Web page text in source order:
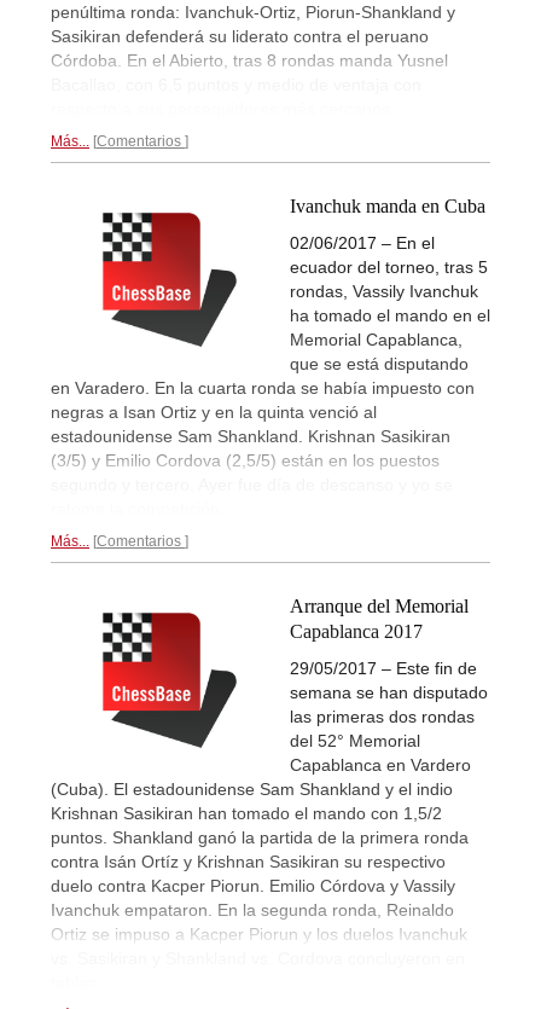
penúltima ronda: Ivanchuk-Ortiz, Piorun-Shankland y
Sasikiran defenderá su liderato contra el peruano
Córdoba. En el Abierto, tras 8 rondas manda Yusnel
Más... Comentarios
Ivanchuk manda en Cuba
02/06/2017 – En el
ecuador del torneo, tras 5
rondas, Vassily Ivanchuk
ha tomado el mando en el
Memorial Capablanca,
que se está disputando
en Varadero. En la cuarta ronda se había impuesto con
negras a Isan Ortiz y en la quinta venció al
estadounidense Sam Shankland. Krishnan Sasikiran
(3/5) y Emilio Cordova (2,5/5) están en los puestos
Más... Comentarios
Arranque del Memorial
Capablanca 2017
29/05/2017 – Este fin de
semana se han disputado
las primeras dos rondas
del 52° Memorial
Capablanca en Vardero
(Cuba). El estadounidense Sam Shankland y el indio
Krishnan Sasikiran han tomado el mando con 1,5/2
puntos. Shankland ganó la partida de la primera ronda
contra Isán Ortíz y Krishnan Sasikiran su respectivo
duelo contra Kacper Piorun. Emilio Córdova y Vassily
Ivanchuk empataron. En la segunda ronda, Reinaldo
Ortiz se impuso a Kacper Piorun y los duelos Ivanchuk